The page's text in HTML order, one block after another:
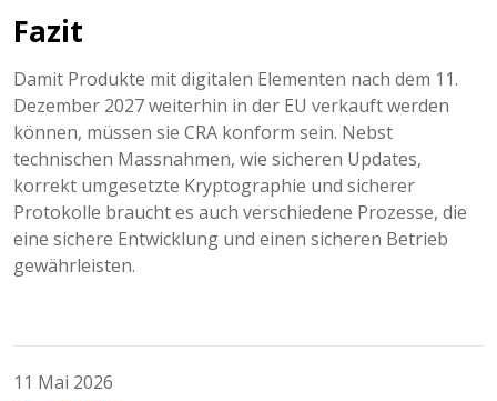
Fazit
Damit Produkte mit digitalen Elementen nach dem 11.
Dezember 2027 weiterhin in der EU verkauft werden
können, müssen sie CRA konform sein. Nebst
technischen Massnahmen, wie sicheren Updates,
korrekt umgesetzte Kryptographie und sicherer
Protokolle braucht es auch verschiedene Prozesse, die
eine sichere Entwicklung und einen sicheren Betrieb
gewährleisten.
11 Mai 2026